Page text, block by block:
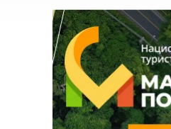
ТРИЛЛЕРЫ
ФЭНТЕЗИ
ДЕТЕКТИВЫ
КРИМИНАЛ
УКРАИНА
НОВОСТИ
ИНТЕРЕСНО
НОВОСТИ ТУРЕЦКИХ СЕРИАЛОВ
АЗИАТСКИЕ СЕРИАЛЫ
ИНТЕРВЬЮ